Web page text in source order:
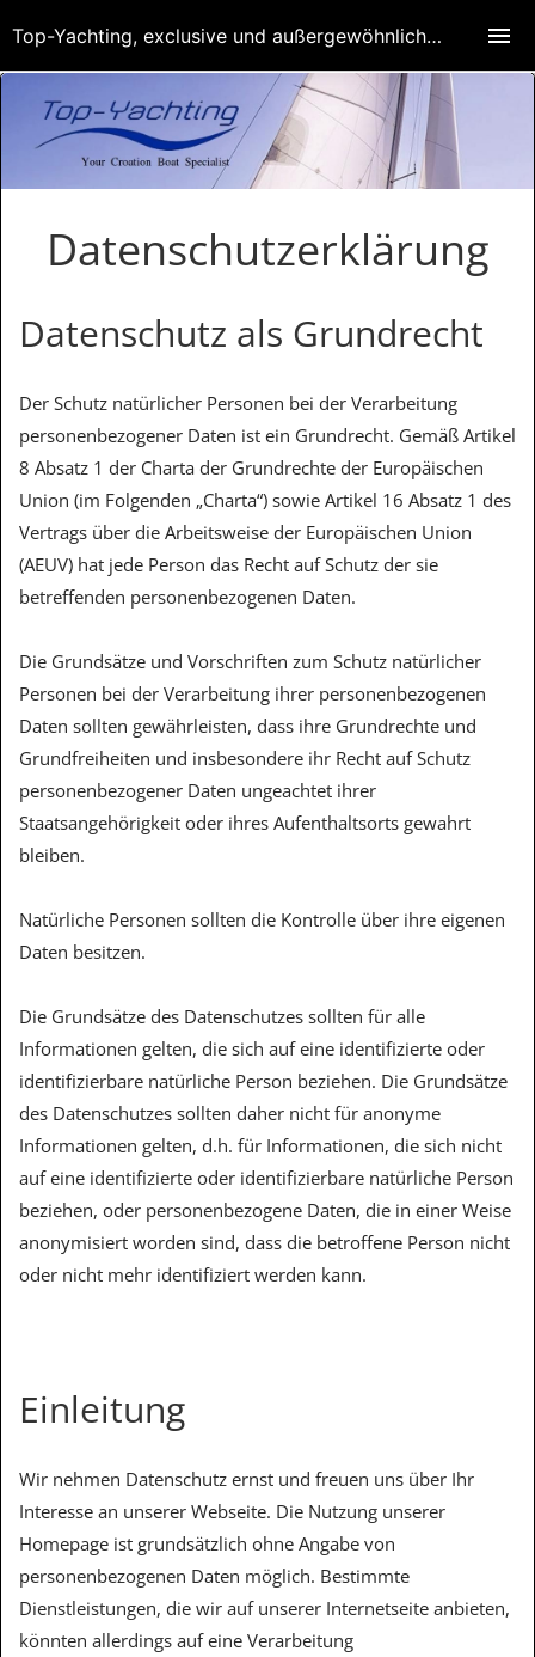
Datenschutzerklärung
Datenschutz als Grundrecht
Der Schutz natürlicher Personen bei der Verarbeitung
personenbezogener Daten ist ein Grundrecht. Gemäß Artikel
8 Absatz 1 der Charta der Grundrechte der Europäischen
Union (im Folgenden „Charta“) sowie Artikel 16 Absatz 1 des
Vertrags über die Arbeitsweise der Europäischen Union
(AEUV) hat jede Person das Recht auf Schutz der sie
betreffenden personenbezogenen Daten.
Die Grundsätze und Vorschriften zum Schutz natürlicher
Personen bei der Verarbeitung ihrer personenbezogenen
Daten sollten gewährleisten, dass ihre Grundrechte und
Grundfreiheiten und insbesondere ihr Recht auf Schutz
personenbezogener Daten ungeachtet ihrer
Staatsangehörigkeit oder ihres Aufenthaltsorts gewahrt
bleiben.
Natürliche Personen sollten die Kontrolle über ihre eigenen
Daten besitzen.
Die Grundsätze des Datenschutzes sollten für alle
Informationen gelten, die sich auf eine identifizierte oder
identifizierbare natürliche Person beziehen. Die Grundsätze
des Datenschutzes sollten daher nicht für anonyme
Informationen gelten, d.h. für Informationen, die sich nicht
auf eine identifizierte oder identifizierbare natürliche Person
beziehen, oder personenbezogene Daten, die in einer Weise
anonymisiert worden sind, dass die betroffene Person nicht
oder nicht mehr identifiziert werden kann.
Einleitung
Wir nehmen Datenschutz ernst und freuen uns über Ihr
Interesse an unserer Webseite. Die Nutzung unserer
Homepage ist grundsätzlich ohne Angabe von
personenbezogenen Daten möglich. Bestimmte
Dienstleistungen, die wir auf unserer Internetseite anbieten,
könnten allerdings auf eine Verarbeitung
Top-Yachting, exclusive und außergewöhnliche Yachten